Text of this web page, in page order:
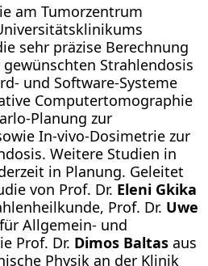
am Tumorzentrum
sehr präzise Berechnung
Strahlendosis
und Software-Systeme
Computertomographie
Planung zur
In-vivo-Dosimetrie zur
Weitere Studien in
in Planung. Geleitet
von Prof. Dr. Eleni Gkika
Prof. Dr. Uwe
Allgemein- und
Prof. Dr. Dimos Baltas aus
Physik an der Klinik